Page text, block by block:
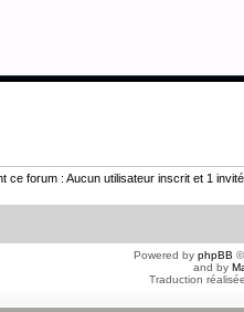
ce forum : Aucun utilisateur inscrit et 1 invité
Powered by phpBB
and by
Traduction